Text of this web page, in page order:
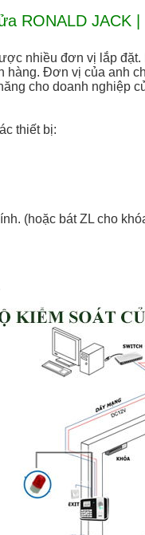
RONALD JACK
nhiều đơn vị lắp đặt.
Đơn vị của anh
cho doanh nghiệp
thiết bị:
(hoặc bát ZL cho